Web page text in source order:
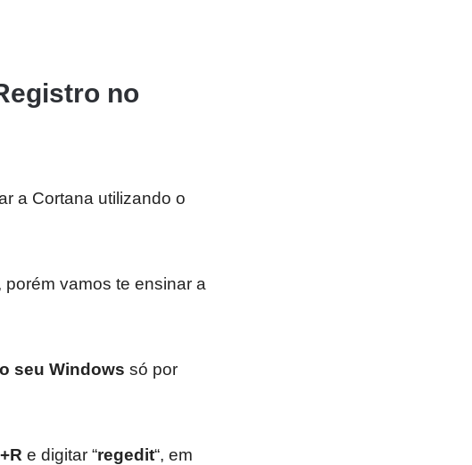
no
a Cortana utilizando o
porém vamos te ensinar a
seu Windows só por
e digitar “regedit“, em